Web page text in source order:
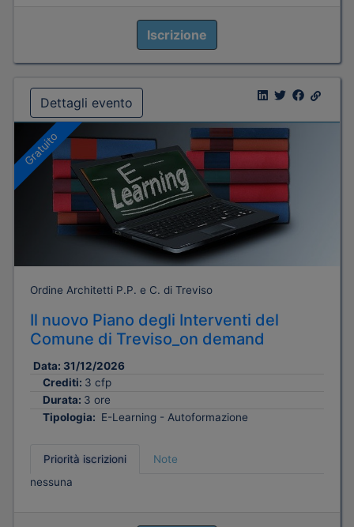
Iscrizione
Dettagli evento
Gratuito
Ordine Architetti P.P. e C. di Treviso
Il nuovo Piano degli Interventi del
Comune di Treviso_on demand
Data: 31/12/2026
Crediti: 3 cfp
Durata: 3 ore
Tipologia: E-Learning - Autoformazione
Priorità iscrizioni
Note
nessuna